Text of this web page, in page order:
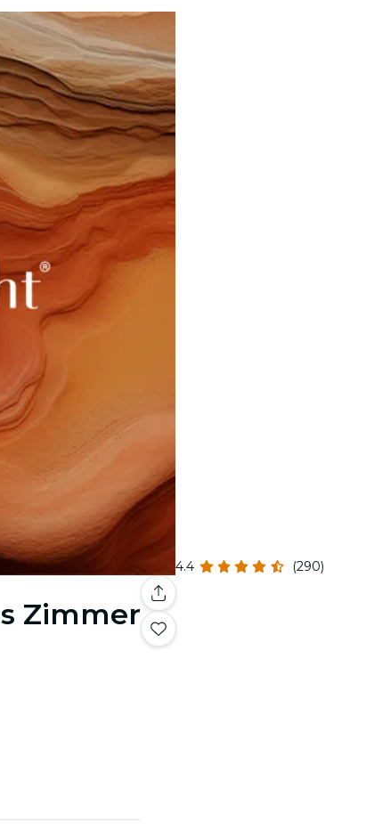
4.4 (290)
Zimmer